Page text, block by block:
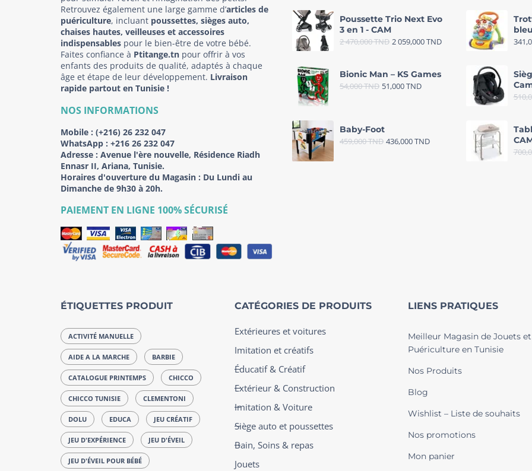
Retrouvez également une large gamme d’articles de
puériculture, incluant poussettes, sièges auto,
chaises hautes, veilleuses et accessoires
indispensables pour le bien-être de votre bébé.
Faites confiance à Ptitange.tn pour offrir à vos
enfants des produits de qualité, adaptés à chaque
âge et étape de leur développement. Livraison
rapide partout en Tunisie !
NOS INFORMATIONS
Mobile : (+216) 26 232 047
WhatsApp : +216 26 232 047
Adresse : Avenue l'ère nouvelle, Résidence Riadh
Ennasr II, Ariana, Tunisie.
Horaires d'ouverture du Magasin : Du Lundi au
Dimanche de 9h30 à 20h.
PAIEMENT EN LIGNE 100% SÉCURISÉ
Poussette Trio Next Evo
3 en 1 - CAM
2 470,000TND 2 059,000TND
Bionic Man – KS Games
54,000TND 51,000TND
Baby-Foot
459,000TND 436,000TND
ÉTIQUETTES PRODUIT
ACTIVITÉ MANUELLE
AIDE A LA MARCHE BARBIE
CATALOGUE PRINTEMPS CHICCO
CHICCO TUNISIE CLEMENTONI
DOLU EDUCA JEU CRÉATIF
JEU D'EXPÉRIENCE JEU D'ÉVEIL
JEU D'ÉVEIL POUR BÉBÉ
CATÉGORIES DE PRODUITS
Extérieures et voitures
Imitation et créatifs
Éducatif & Créatif
Extérieur & Construction
Imitation & Voiture
Siège auto et poussettes
Bain, Soins & repas
Jouets
LIENS PRATIQUES
Meilleur Magasin de Jouets et
Puériculture en Tunisie
Nos Produits
Blog
Wishlist – Liste de souhaits
Nos promotions
Mon panier